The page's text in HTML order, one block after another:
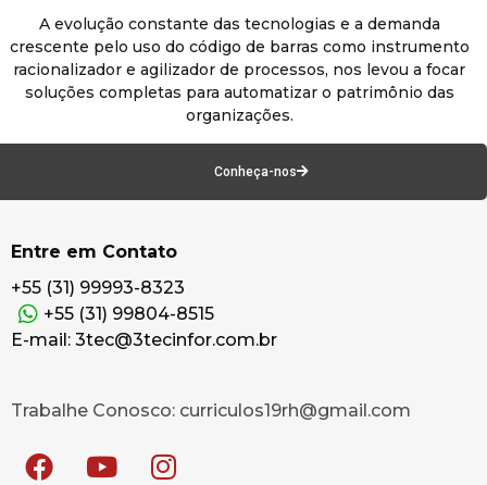
A evolução constante das tecnologias e a demanda
crescente pelo uso do código de barras como instrumento
racionalizador e agilizador de processos, nos levou a focar
soluções completas para automatizar o patrimônio das
organizações.
Conheça-nos
Entre em Contato
+55 (31) 99993-8323
+55 (31) 99804-8515
E-mail: 3tec@3tecinfor.com.br
Trabalhe Conosco: curriculos19rh@gmail.com